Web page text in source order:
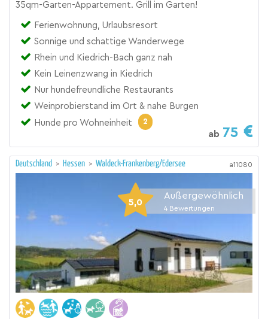
35qm-Garten-Appartement. Grill im Garten!
Ferienwohnung, Urlaubsresort
Sonnige und schattige Wanderwege
Rhein und Kiedrich-Bach ganz nah
Kein Leinenzwang in Kiedrich
Nur hundefreundliche Restaurants
Weinprobierstand im Ort & nahe Burgen
Hunde pro Wohneinheit
2
ab 75
Deutschland > Hessen > Waldeck-Frankenberg/Edersee a11080
5,0
Außergewöhnlich
4 Bewertungen